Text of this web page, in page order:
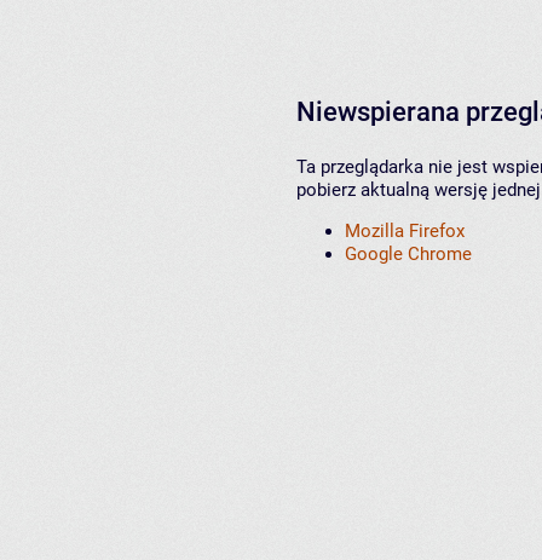
Niewspierana
Ta przeglądarka nie jest
pobierz aktualną wersję
Mozilla Firefox
Google Chrome